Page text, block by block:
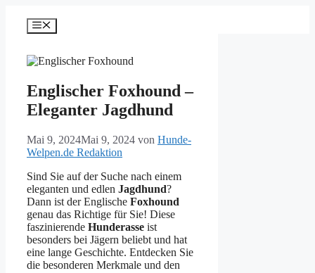
Inhalt
springen
Menü
Englischer Foxhound –
Eleganter Jagdhund
Mai 9, 2024Mai 9, 2024 von Hunde-
Welpen.de Redaktion
Sind Sie auf der Suche nach einem
eleganten und edlen Jagdhund?
Dann ist der Englische Foxhound
genau das Richtige für Sie! Diese
faszinierende Hunderasse ist
besonders bei Jägern beliebt und hat
eine lange Geschichte. Entdecken Sie
die besonderen Merkmale und den